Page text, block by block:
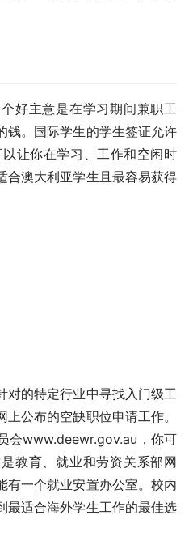
好主意是在学习期间兼职工
钱。国际学生的学生签证允许
让你在学习、工作和空闲时
合澳大利亚学生且最容易获得
对的特定行业中寻找入门级工
公布的空缺职位申请工作。
会www.deewr.gov.au，你可
教育、就业和劳资关系部网
有一个就业安置办公室。校内
最适合海外学生工作的最佳选